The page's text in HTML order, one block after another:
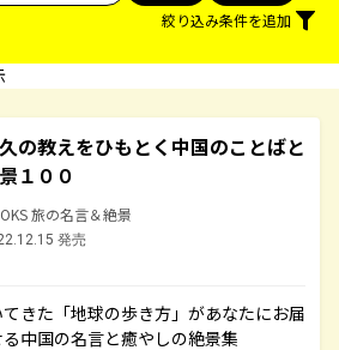
絞り込み条件を追加
の教えをひもとく中国のことばと
１００
旅の名言＆絶景
発売
きた「地球の歩き方」があなたにお届
中国の名言と癒やしの絶景集